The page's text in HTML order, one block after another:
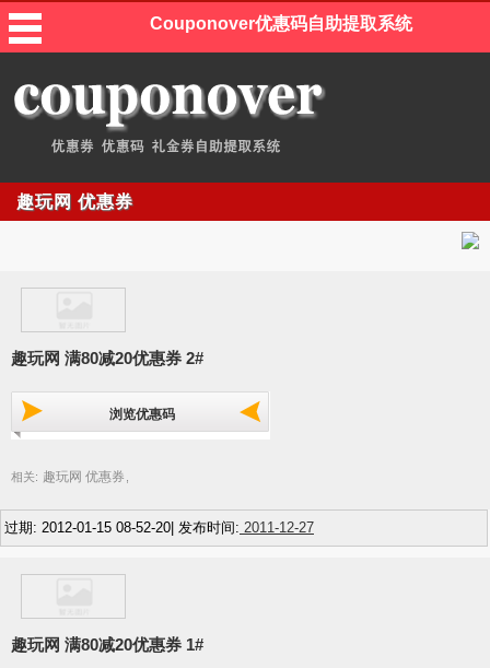
Couponover优惠码自助提取系统
趣玩网 优惠券
趣玩网 满80减20优惠券 2#
浏览优惠码
相关: 趣玩网 优惠券
过期: 2012-01-15 08-52-20| 发布时间: 2011-12-27
趣玩网 满80减20优惠券 1#